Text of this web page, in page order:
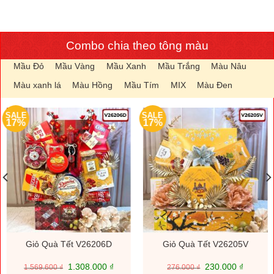
Combo chia theo tông màu
Mầu Đỏ Mầu Vàng Mầu Xanh Mầu Trắng
Màu Nâu
Màu xanh lá
Màu Hồng Mầu Tím MIX Màu Đen
SALE
17%
Giỏ Quà Tết V26206D
1.569.600₫
Giá
1.308.000 ₫Giá
SALE
17%
Giỏ Quà Tết V26205V
276.000₫
Giá
230.000 ₫Giá